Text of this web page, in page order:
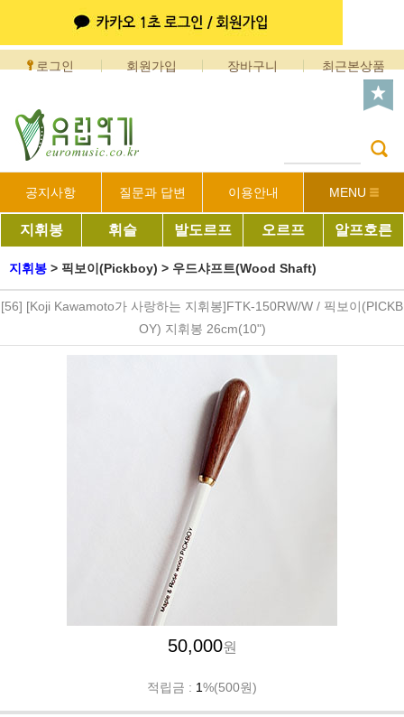
로그인 회원가입 장바구니 최근본상품
공지사항 질문과 답변 이용안내 MENU
지휘봉 휘슬 발도르프 오르프 알프호른
지휘봉 > 픽보이(Pickboy) > 우드샤프트(Wood Shaft)
[56] [Koji Kawamoto가 사랑하는 지휘봉]FTK-150RW/W / 픽보이(PICKB
OY) 지휘봉 26cm(10")
50,000원
적립금 : 1%(500원)